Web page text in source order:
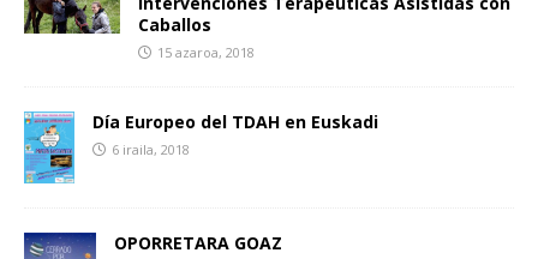
Caballos
15 azaroa, 2018
Día Europeo del TDAH en Euskadi
6 iraila, 2018
OPORRETARA GOAZ